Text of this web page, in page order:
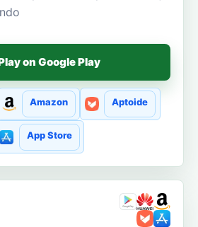
on Google Play
Amazon Aptoide
App Store